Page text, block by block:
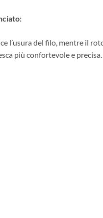
l’usura del filo, mentre il
più confortevole e precisa.